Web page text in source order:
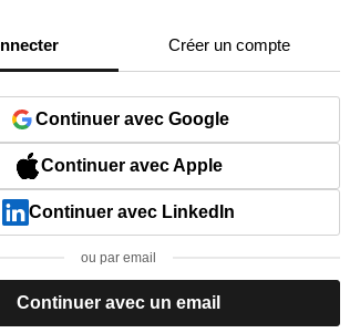
Créer un compte
Continuer avec Google
Continuer avec Apple
Continuer avec LinkedIn
ou par email
Continuer avec un email